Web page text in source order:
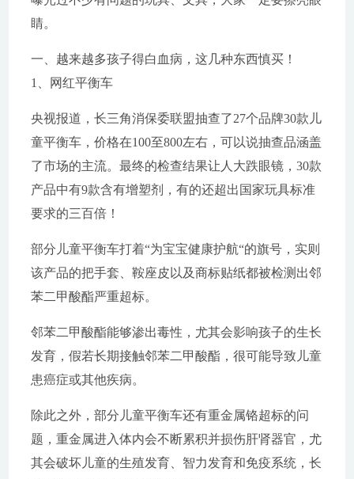
睛。
一、越来越多孩子得白血病，这几种东西慎买！
1、网红平衡车
央视报道，长三角消保委联盟抽查了27个品牌30款儿
童平衡车，价格在100至800左右，可以说抽查品涵盖
了市场的主流。最终的检查结果让人大跌眼镜，30款
产品中有9款含有增塑剂，有的还超出国家玩具标准
要求的三百倍！
部分儿童平衡车打着“为宝宝健康护航“的旗号，实则
该产品的把手套、鞍座皮以及商标贴纸都被检测出邻
苯二甲酸酯严重超标。
邻苯二甲酸酯能够渗出毒性，尤其会影响孩子的生长
发育，假若长期接触邻苯二甲酸酯，很可能导致儿童
患癌症或其他疾病。
除此之外，部分儿童平衡车还有重金属铬超标的问
题，重金属进入体内会不断累积并损伤肝肾器官，尤
其会破坏儿童的生殖发育、智力发育和免疫系统，长